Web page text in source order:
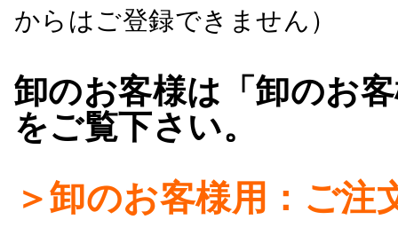
からはご登録できません）
卸のお客様は「卸のお
をご覧下さい。
＞卸のお客様用：ご注